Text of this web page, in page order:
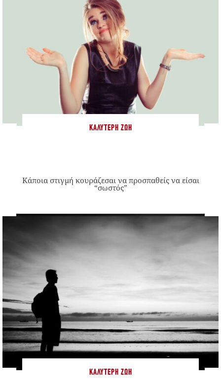
ΚΑΛΎΤΕΡΗ ΖΩΉ
Κάποια στιγμή κουράζεσαι να προσπαθείς να είσαι
“σωστός”
ΚΑΛΎΤΕΡΗ ΖΩΉ